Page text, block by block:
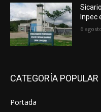
Inpec
6
CATEGORÍA POPULAR
Portada